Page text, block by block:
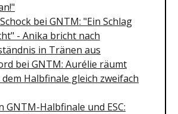
bei GNTM: "Ein Schlag
- Anika bricht nach
in Tränen aus
bei GNTM: Aurélie räumt
Halbfinale gleich zweifach
GNTM-Halbfinale und ESC: